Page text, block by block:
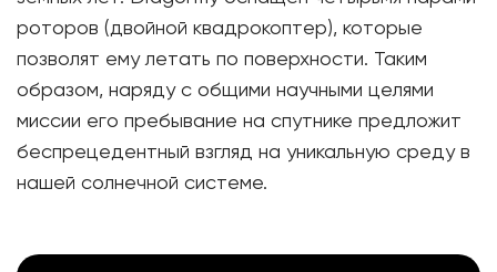
роторов (двойной квадрокоптер), которые
позволят ему летать по поверхности. Таким
образом, наряду с общими научными целями
миссии его пребывание на спутнике предложит
беспрецедентный взгляд на уникальную среду в
нашей солнечной системе.